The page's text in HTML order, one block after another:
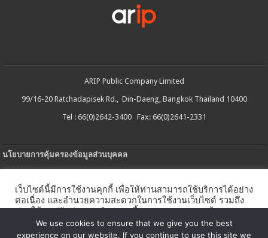
ARIP Public Company Limited
99/16-20 Ratchadapisek Rd., Din-Daeng, Bangkok Thailand 10400
Tel : 66(0)2642-3400 Fax: 66(0)2641-2331
นโยบายการคุ้มครองข้อมูลส่วนบุคคล
นโยบายการใช้คกกี้
นโยบายความปลอดภัยของข้อมูลสารสนเทศ
เว็บไซต์นี้มีการใช้งานคุกกี้ เพื่อให้ท่านสามารถใช้บริการได้อย่าง
ต่อเนื่อง และอำนวยความสะดวกในการใช้งานเว็บไซต์ รวมถึง
ช่วยให้เราปรับปรุงการนำเสนอเนื้อหาตรงตามความต้องการ
ของท่าน โดยสามารถศึกษารายละเอียดเพิ่มเติมได้ใน นโยบาย
คุกกี้
We use cookies to ensure that we give you the best
experience on our website. If you continue to use this site we